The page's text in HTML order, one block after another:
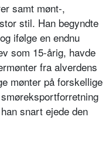
samt mønt-,
stil. Han begyndte
ifølge en endnu
som 15-årig, havde
fra alverdens
mønter på forskellige
snart ejede den